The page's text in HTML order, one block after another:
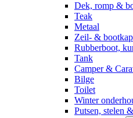
Dek, romp &
Teak
Metaal
Zeil- & bootkap
Rubberboot,
Tank
Camper &
Bilge
Toilet
Winter
Putsen, stelen